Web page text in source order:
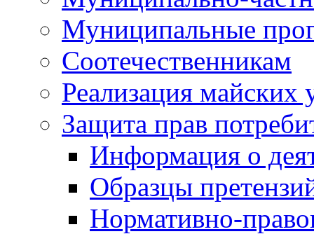
Муниципальные
Соотечественникам
Реализация майских
Защита прав
Информация о
Образцы
Нормативно-